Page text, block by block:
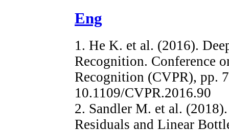
Eng
1. He K. et al. (2016).
Recognition. Conference
Recognition (CVPR), pp.
10.1109/CVPR.2016.90
2. Sandler M. et al.
Residuals and Linear